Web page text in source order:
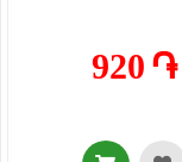
920 ֏